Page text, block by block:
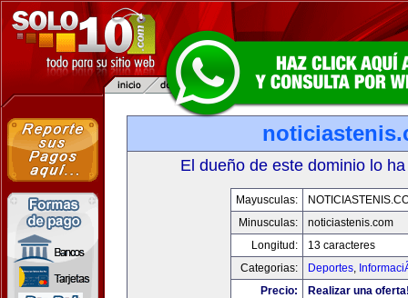
El dueño de este dominio lo
Mayusculas:
Minusculas:
noticiastenis.com
Longitud:
13 caracteres
Categorias:
Deportes,
Precio:
Realizar una